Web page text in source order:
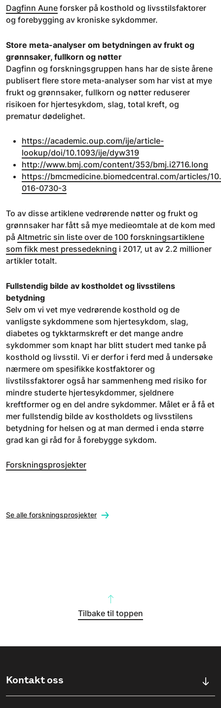
Dagfinn Aune forsker på kosthold og livsstilsfaktorer
og forebygging av kroniske sykdommer.
Store meta-analyser om betydningen av frukt og
grønnsaker, fullkorn og nøtter
Dagfinn og forskningsgruppen hans har de siste årene
publisert flere store meta-analyser som har vist at mye
frukt og grønnsaker, fullkorn og nøtter reduserer
risikoen for hjertesykdom, slag, total kreft, og
prematur dødelighet.
https://academic.oup.com/ije/article-
lookup/doi/10.1093/ije/dyw319
http://www.bmj.com/content/353/bmj.i2716.long
https://bmcmedicine.biomedcentral.com/articles/
016-0730-3
To av disse artiklene vedrørende nøtter og frukt og
grønnsaker har fått så mye medieomtale at de kom med
på Altmetric sin liste over de 100 forskningsartiklene
som fikk mest pressedekning i 2017, ut av 2.2 millioner
artikler totalt.
Fullstendig bilde av kostholdet og livsstilens
betydning
Selv om vi vet mye vedrørende kosthold og de
vanligste sykdommene som hjertesykdom, slag,
diabetes og tykktarmskreft er det mange andre
sykdommer som knapt har blitt studert med tanke på
kosthold og livsstil. Vi er derfor i ferd med å undersøke
nærmere om spesifikke kostfaktorer og
livstilssfaktorer også har sammenheng med risiko for
mindre studerte hjertesykdommer, sjeldnere
kreftformer og en del andre sykdommer. Målet er å få et
mer fullstendig bilde av kostholdets og livsstilens
betydning for helsen og at man dermed i enda større
grad kan gi råd for å forebygge sykdom.
Forskningsprosjekter
Se alle forskningsprosjekter
Tilbake til toppen
Kontakt oss